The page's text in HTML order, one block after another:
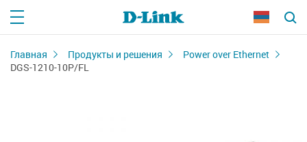
Главная Продукты и решения
Power over Ethernet
DGS-1210-10P/FL